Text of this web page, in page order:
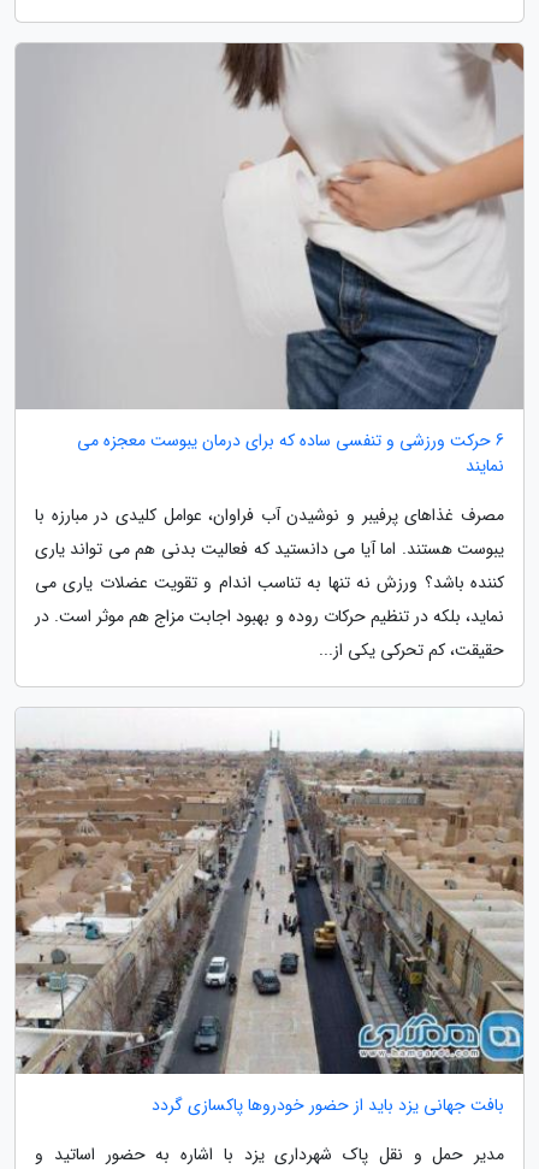
6 حرکت ورزشی و تنفسی ساده که برای درمان یبوست معجزه می
نمایند
مصرف غذاهای پرفیبر و نوشیدن آب فراوان، عوامل کلیدی در مبارزه با
یبوست هستند. اما آیا می دانستید که فعالیت بدنی هم می تواند یاری
کننده باشد؟ ورزش نه تنها به تناسب اندام و تقویت عضلات یاری می
نماید، بلکه در تنظیم حرکات روده و بهبود اجابت مزاج هم موثر است. در
حقیقت، کم تحرکی یکی از...
بافت جهانی یزد باید از حضور خودروها پاکسازی گردد
مدیر حمل و نقل پاک شهرداری یزد با اشاره به حضور اساتید و